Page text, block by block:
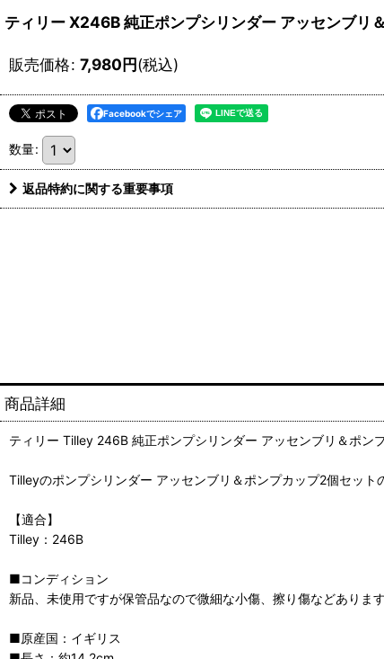
ティリー X246B 純正ポンプシリンダー アッセンブ
販売価格: 7,980円(税込)
Facebookでシェア
数量:
返品特約に関する重要事項
商品詳細
ティリー Tilley 246B 純正ポンプシリンダー アッセンブリ＆ポン
Tilleyのポンプシリンダー アッセンブリ＆ポンプカップ2個セット
【適合】
Tilley：246B
■コンディション
新品、未使用ですが保管品なので微細な小傷、擦り傷などあります
■原産国：イギリス